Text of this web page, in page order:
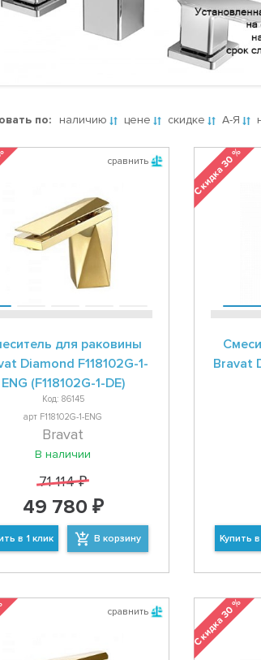
по: наличию цене скидке А-Я
сравнить
для раковины
Diamond F118102G-1-
ENG (F118102G-1-DE)
Код: 86145
арт F118102G-1-ENG
Bravat
В наличии
71 114 ₽
49 780 ₽
в 1 клик В корзину
Скидка 30 %
Bravat
Купить
сравнить Скидка 30 %